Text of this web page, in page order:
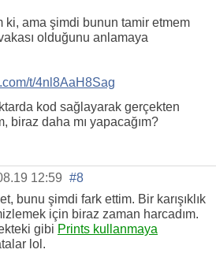
ki, ama şimdi bunun tamir etmem
olduğunu anlamaya
t/4nl8AaH8Sag
kod sağlayarak gerçekten
biraz daha mı yapacağım?
12:59 #8
bunu şimdi fark ettim. Bir karışıklık
için biraz zaman harcadım.
gibi Prints kullanmaya
lol.